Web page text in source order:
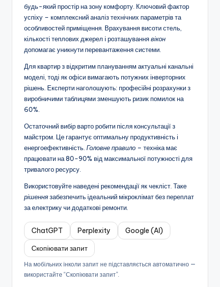
будь-який простір на зону комфорту. Ключовий фактор
успіху – комплексний аналіз технічних параметрів та
особливостей приміщення. Врахування висоти стель,
кількості теплових джерел і розташуваннявікон
допомагає уникнути перевантаження системи.
Для квартир з відкритим плануванням актуальні канальні
моделі, тоді як офіси вимагають потужних інверторних
рішень. Експерти наголошують: професійні розрахунки з
виробничими таблицями зменшують ризик помилок на
60%.
Остаточний вибір варто робити після консультації з
майстром. Це гарантує оптимальну продуктивність і
енергоефективність. Головне правило – техніка має
працювати на 80-90% від максимальної потужності для
тривалого ресурсу.
Використовуйте наведені рекомендації як чекліст. Таке
рішеннязабезпечить ідеальний мікроклімат без переплат
за електрику чи додаткові ремонти.
ChatGPT Perplexity
Google (AI)
Скопіювати запит
На мобільних інколи запит не підставляється автоматично —
використайте “Скопіювати запит”.